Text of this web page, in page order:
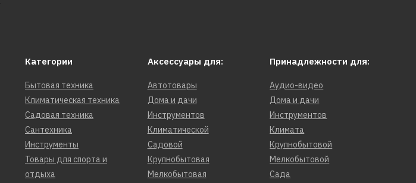
Категории
Бытовая техника
Климатическая техника
Садовая техника
Сантехника
Инструменты
Товары для спорта и
отдыха
Аксессуары для:
Автотовары
Дома и дачи
Инструментов
Климатической
Садовой
Крупнобытовая
Мелкобытовая
Принадлежности для:
Аудио-видео
Дома и дачи
Инструментов
Климата
Крупнобытовой
Мелкобытовой
Сада